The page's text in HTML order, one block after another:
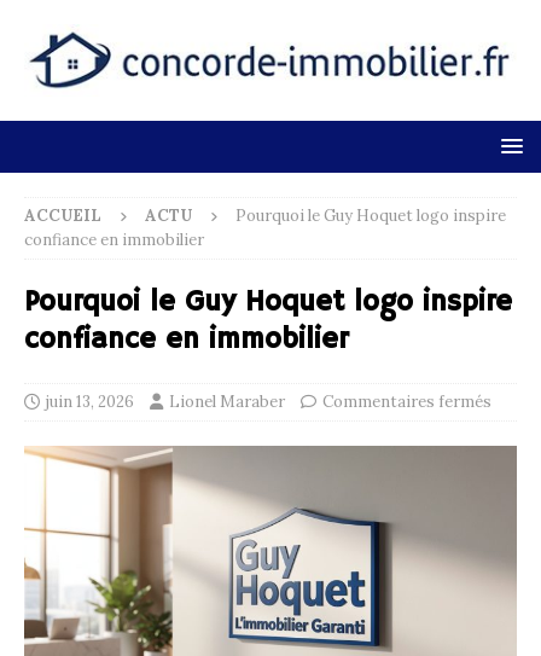
ACCUEIL ACTU
Pourquoi le Guy Hoquet logo inspire
confiance en immobilier
Pourquoi le Guy Hoquet logo inspire
confiance en immobilier
juin 13, 2026 Lionel Maraber Commentaires fermés